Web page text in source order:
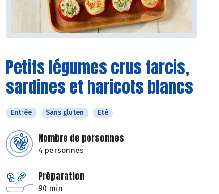
Petits légumes crus farcis,
sardines et haricots blancs
Entrée Sans gluten Eté
Nombre de personnes
4 personnes
Préparation
90 min